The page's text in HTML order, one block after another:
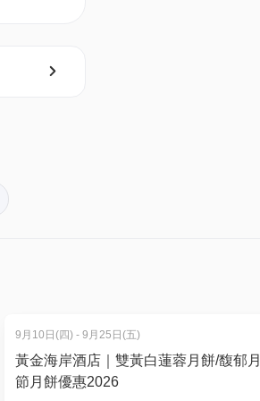
9月10日(四) - 9月25日(五)
黃金海岸酒店｜雙黃白蓮蓉月餅/馥郁
節月餅優惠2026